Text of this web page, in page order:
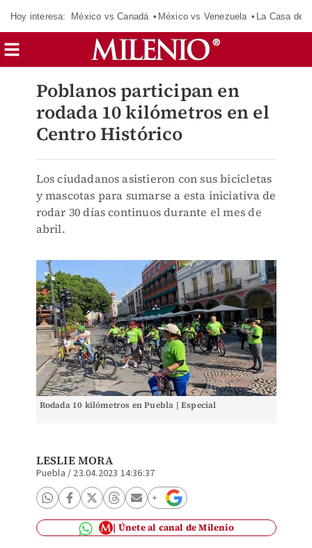
Hoy interesa: México vs Canadá México vs Venezuela La Casa de
Poblanos participan en
rodada 10 kilómetros en el
Centro Histórico
Los ciudadanos asistieron con sus bicicletas
y mascotas para sumarse a esta iniciativa de
rodar 30 días continuos durante el mes de
abril.
Rodada 10 kilómetros en Puebla | Especial
LESLIE MORA
Puebla / 23.04.2023 14:36:37
Únete al canal de Milenio